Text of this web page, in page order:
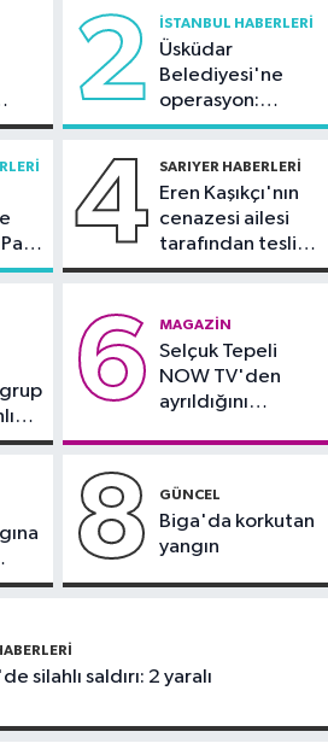
ulaştı
Kültür Sanat
önlemini alın
30 bin taraftar önünde imza
2 İSTANBUL HABERLERI
Üsküdar
Belediyesi'ne
operasyon:
Sinem Dedetaş'a
4 SARIYER HABERLERI
Eren Kaşıkçı'nın
cenazesi ailesi
tarafından teslim
alındı
6 MAGAZIN
Selçuk Tepeli
NOW TV'den
ayrıldığını
8 GÜNCEL
Biga'da korkutan
yangın
silahlı saldırı: 2 yaralı